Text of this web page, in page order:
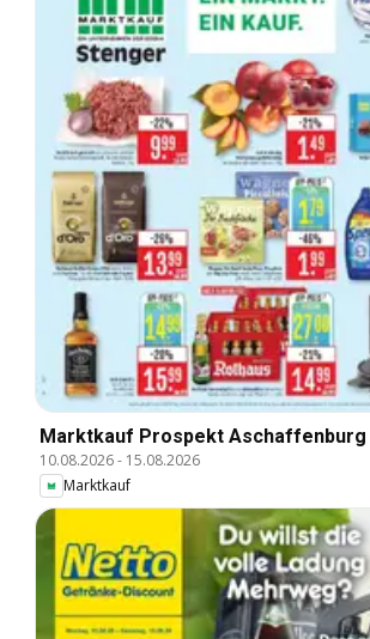
Marktkauf Prospekt Aschaffenburg
10.08.2026- 15.08.2026
Marktkauf